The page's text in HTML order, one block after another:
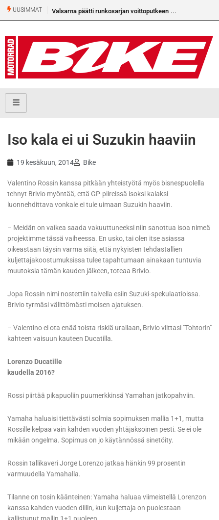
UUSIMMAT Valsarna päätti runkosarjan voittoputkeen
Iso kala ei ui Suzukin haaviin
19 kesäkuun, 2014 Bike
Valentino Rossin kanssa pitkään yhteistyötä myös bisnespuolella
tehnyt Brivio myöntää, että GP-piireissä isoksi kalaksi
luonnehdittava vonkale ei tule uimaan Suzukin haaviin.
– Meidän on vaikea saada vakuuttuneeksi niin sanottua isoa nimeä
projektimme tässä vaiheessa. En usko, tai olen itse asiassa
oikeastaan täysin varma siitä, että nykyisten tehdastallien
kuljettajakoostumuksissa tulee tapahtumaan ainakaan tuntuvia
muutoksia tämän kauden jälkeen, toteaa Brivio.
Jopa Rossin nimi nostettiin talvella esiin Suzuki-spekulaatioissa.
Brivio tyrmäsi välittömästi moisen ajatuksen.
– Valentino ei ota enää toista riskiä urallaan, Brivio viittasi "Tohtorin"
kahteen vaisuun kauteen Ducatilla.
Lorenzo Ducatille
kaudella 2016?
Rossi piirtää pikapuoliin puumerkkinsä Yamahan jatkopahviin.
Yamaha haluaisi tiettävästi solmia sopimuksen mallia 1+1, mutta
Rossille kelpaa vain kahden vuoden yhtäjaksoinen pesti. Se ei ole
mikään ongelma. Sopimus on jo käytännössä sinetöity.
Rossin tallikaveri Jorge Lorenzo jatkaa hänkin 99 prosentin
varmuudella Yamahalla.
Tilanne on tosin käänteinen: Yamaha haluaa viimeistellä Lorenzon
kanssa kahden vuoden diilin, kun kuljettaja on puolestaan